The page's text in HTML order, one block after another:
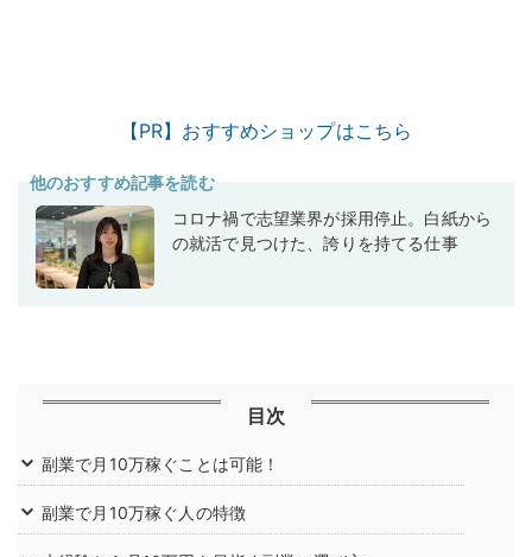
【PR】おすすめショップはこちら
他のおすすめ記事を読む
コロナ禍で志望業界が採用停止。白紙から
の就活で見つけた、誇りを持てる仕事
目次
副業で月10万稼ぐことは可能！
副業で月10万稼ぐ人の特徴